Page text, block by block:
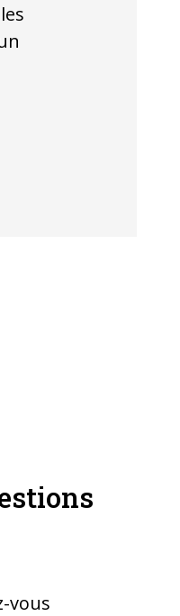
vous